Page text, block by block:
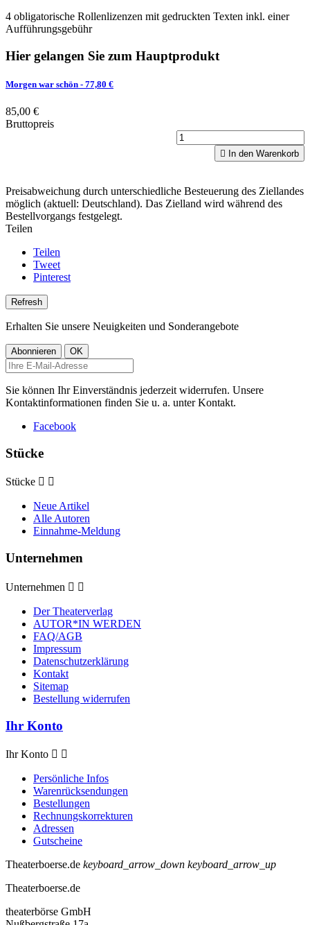
4 obligatorische Rollenlizenzen mit gedruckten Texten inkl. einer
Aufführungsgebühr
Hier gelangen Sie zum Hauptprodukt
Morgen war schön - 77,80 €
85,00 €
Bruttopreis
 In den Warenkorb
Preisabweichung durch unterschiedliche Besteuerung des Ziellandes
möglich (aktuell: Deutschland). Das Zielland wird während des
Bestellvorgangs festgelegt.
Teilen
Teilen
Tweet
Pinterest
Erhalten Sie unsere Neuigkeiten und Sonderangebote
Sie können Ihr Einverständnis jederzeit widerrufen. Unsere
Kontaktinformationen finden Sie u. a. unter Kontakt.
Facebook
Stücke
Stücke  
Neue Artikel
Alle Autoren
Einnahme-Meldung
Unternehmen
Unternehmen  
Der Theaterverlag
AUTOR*IN WERDEN
FAQ/AGB
Impressum
Datenschutzerklärung
Kontakt
Sitemap
Bestellung widerrufen
Ihr Konto
Ihr Konto  
Persönliche Infos
Warenrücksendungen
Bestellungen
Rechnungskorrekturen
Adressen
Gutscheine
Theaterboerse.de keyboard_arrow_down keyboard_arrow_up
Theaterboerse.de
theaterbörse GmbH